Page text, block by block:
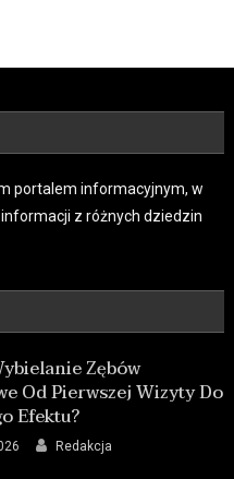
portalem informacyjnym, w
z różnych dziedzin
Zębów
Od Pierwszej Wizyty Do
Efektu?
Redakcja